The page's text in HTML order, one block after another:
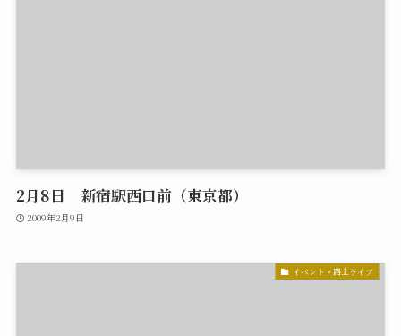
2月8日 新宿駅西口前（東京都）
2009年2月9日
イベント・路上ライブ